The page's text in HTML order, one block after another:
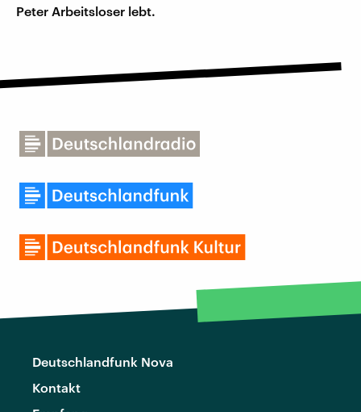
Peter Arbeitsloser lebt.
Deutschlandfunk Nova
Kontakt